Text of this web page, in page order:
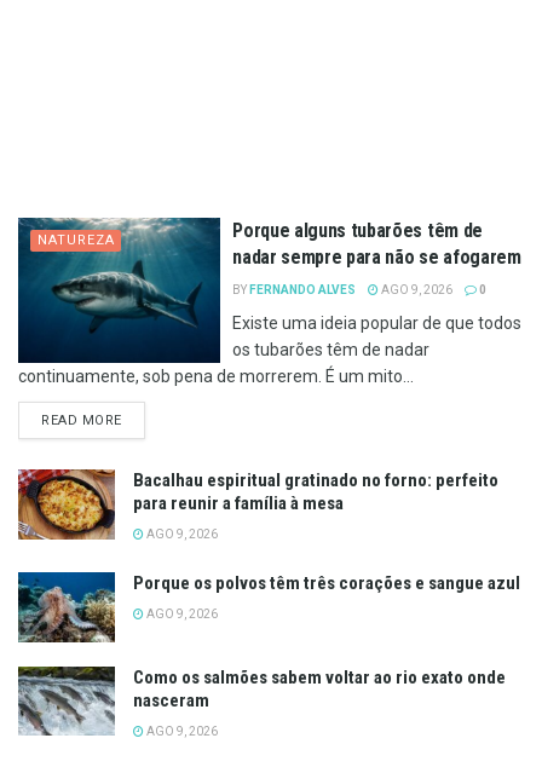
NATUREZA
Porque alguns tubarões têm de
nadar sempre para não se afogarem
BY FERNANDO ALVES AGO 9, 2026 0
Existe uma ideia popular de que todos
os tubarões têm de nadar
continuamente, sob pena de morrerem. É um mito...
READ MOREDETAILS
Bacalhau espiritual gratinado no forno: perfeito
para reunir a família à mesa
AGO 9, 2026
Porque os polvos têm três corações e sangue azul
AGO 9, 2026
Como os salmões sabem voltar ao rio exato onde
nasceram
AGO 9, 2026